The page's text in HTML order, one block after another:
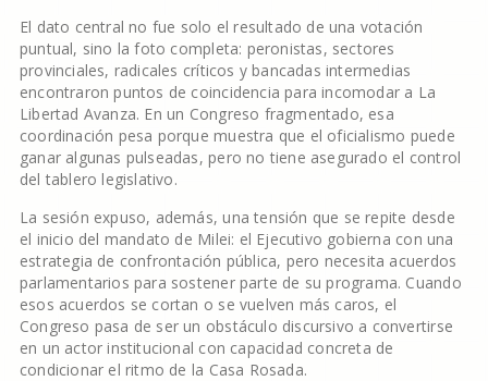
El dato central no fue solo el resultado de una votación
puntual, sino la foto completa: peronistas, sectores
provinciales, radicales críticos y bancadas intermedias
encontraron puntos de coincidencia para incomodar a La
Libertad Avanza. En un Congreso fragmentado, esa
coordinación pesa porque muestra que el oficialismo puede
ganar algunas pulseadas, pero no tiene asegurado el control
del tablero legislativo.
La sesión expuso, además, una tensión que se repite desde
el inicio del mandato de Milei: el Ejecutivo gobierna con una
estrategia de confrontación pública, pero necesita acuerdos
parlamentarios para sostener parte de su programa. Cuando
esos acuerdos se cortan o se vuelven más caros, el
Congreso pasa de ser un obstáculo discursivo a convertirse
en un actor institucional con capacidad concreta de
condicionar el ritmo de la Casa Rosada.